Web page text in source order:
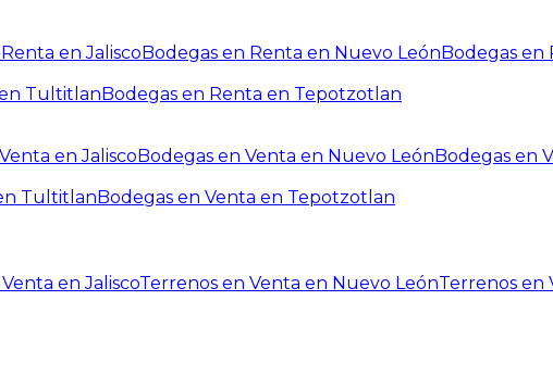
en JaliscoBodegas en Renta en Nuevo LeónBodegas en
TultitlanBodegas en Renta en Tepotzotlan
en JaliscoBodegas en Venta en Nuevo LeónBodegas en
TultitlanBodegas en Venta en Tepotzotlan
en JaliscoTerrenos en Venta en Nuevo LeónTerrenos en